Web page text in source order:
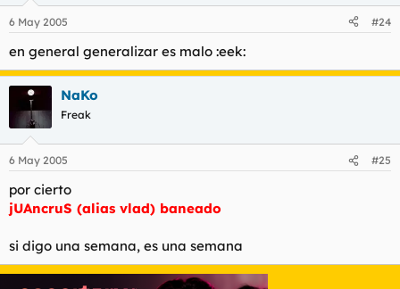
6 May 2005 #24
en general generalizar es malo :eek:
NaKo
Freak
6 May 2005 #25
por cierto
jUAncruS (alias vlad) baneado
si digo una semana, es una semana